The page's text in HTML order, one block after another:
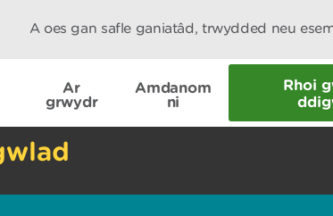
A oes gan safle ganiatâd, trwydded neu
Ar
grwydr
Amdanom
ni
Rhoi